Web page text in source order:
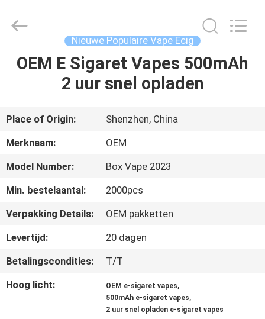
HUIS
VIDEO'S
ONGEVEER
ONS
FABRIEKSREIS
KWALITEITSCONTROLE
Huayixing
Technology
Developed
Nieuwe Populaire Vape Ecig
OEM E Sigaret Vapes 500mAh
2 uur snel opladen
Place of Origin:
Shenzhen, China
Merknaam:
OEM
Model Number:
Box Vape 2023
Min. bestelaantal:
2000pcs
Verpakking Details:
OEM pakketten
Levertijd:
20 dagen
Betalingscondities:
T/T
Hoog licht:
OEM e-sigaret vapes,
500mAh e-sigaret vapes,
2 uur snel opladen e-sigaret vapes